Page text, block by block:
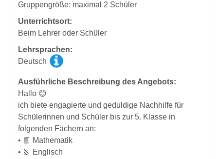
Gruppengröße: maximal 2 Schüler
Unterrichtsort:
Beim Lehrer oder Schüler
Lehrsprachen:
Deutsch
Ausführliche Beschreibung des Angebots:
Hallo 😊
ich biete engagierte und geduldige Nachhilfe für
Schülerinnen und Schüler bis zur 5. Klasse in
folgenden Fächern an:
• 📘 Mathematik
• 📗 Englisch